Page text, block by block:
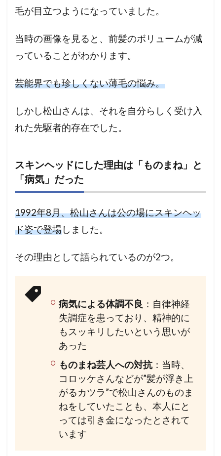
毛が目立つようになっていました。
当時の画像を見ると、前髪のボリュームが減
っていることがわかります。
芸能界でも珍しくない薄毛の悩み。
しかし松山さんは、それを自分らしく受け入
れた先駆者的存在でした。
スキンヘッドにした理由は「ものまね」と
「病気」だった
1992年8月、松山さんは公の場にスキンヘッ
ド姿で登場しました。
その理由として語られているのが2つ。
病気による体調不良 ：自律神経
失調症を患っており、精神的に
もスッキリしたいという思いが
あった
ものまね芸人への対抗：当時、
コロッケさんなどが”髪が浮き上
がるカツラ”で松山さんのものま
ねをしていたことも、本人にと
っては引き金になったとされて
います